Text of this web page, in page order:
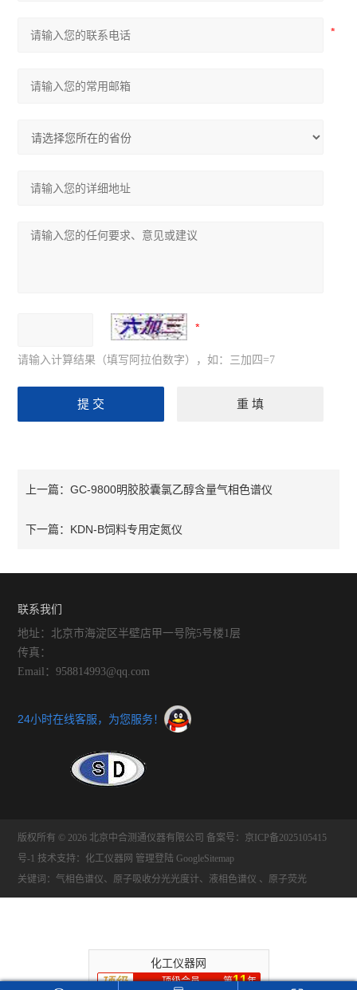
请输入计算结果（填写阿拉伯数字），如：三加四=7
上一篇：GC-9800明胶胶囊氯乙醇含量气相色谱仪
下一篇： KDN-B饲料专用定氮仪
联系我们
地址：北京市海淀区半壁店甲一号院5号楼1层
传真：
Email：958814993@qq.com
24小时在线客服，为您服务！
版权所有 © 2026 北京中合测通仪器有限公司 备案号：京ICP备2025105415
号-1 技术支持： 化工仪器网 管理登陆 GoogleSitemap
关键词：气相色谱仪、原子吸收分光光度计、液相色谱仪 、原子荧光
化工仪器网
顶级会员 第11年